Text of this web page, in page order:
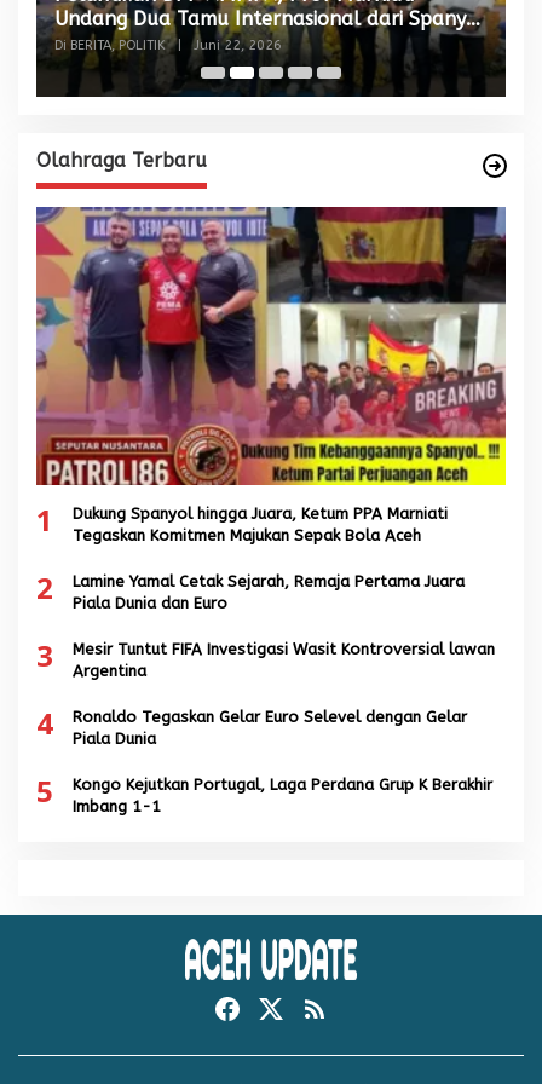
Undang Dua Tamu Internasional dari Spanyol
dan Malaysia
Di BERITA, POLITIK Juni 22, 2026
Olahraga Terbaru
1
Dukung Spanyol hingga Juara, Ketum PPA Marniati
Tegaskan Komitmen Majukan Sepak Bola Aceh
2
Lamine Yamal Cetak Sejarah, Remaja Pertama Juara
Piala Dunia dan Euro
3
Mesir Tuntut FIFA Investigasi Wasit Kontroversial lawan
Argentina
4
Ronaldo Tegaskan Gelar Euro Selevel dengan Gelar
Piala Dunia
5
Kongo Kejutkan Portugal, Laga Perdana Grup K Berakhir
Imbang 1-1